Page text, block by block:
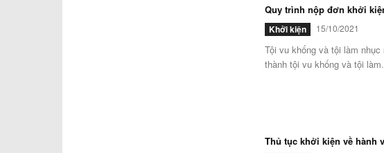
Quy trình nộp đơn khởi
Khởi kiện 15/10/2021
Tội vu khống và tội làm
thành tội vu khống và tội
Thủ tục khởi kiện về hành